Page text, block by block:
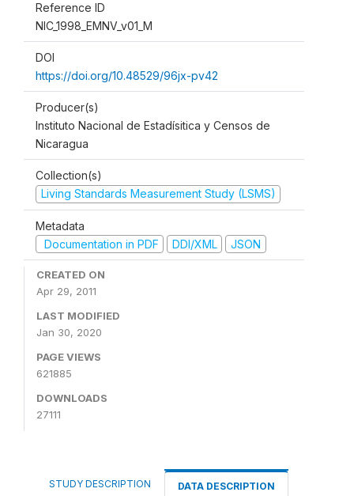
Reference ID
NIC_1998_EMNV_v01_M
DOI
https://doi.org/10.48529/96jx-pv42
Producer(s)
Instituto Nacional de Estadísitica y Censos de
Nicaragua
Collection(s)
Living Standards Measurement Study (LSMS)
Metadata
Documentation in PDF
DDI/XML JSON
CREATED ON
Apr 29, 2011
LAST MODIFIED
Jan 30, 2020
PAGE VIEWS
621885
DOWNLOADS
27111
STUDY DESCRIPTION DATA DESCRIPTION